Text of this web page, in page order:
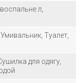
л,
Туалет,
для одягу,